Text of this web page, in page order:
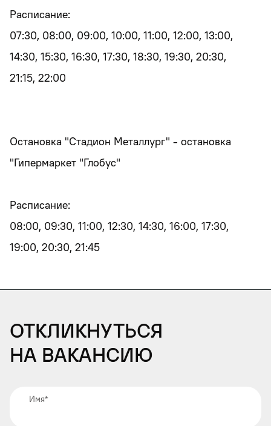
Расписание:
07:30, 08:00, 09:00, 10:00, 11:00, 12:00, 13:00,
14:30, 15:30, 16:30, 17:30, 18:30, 19:30, 20:30,
21:15, 22:00
Остановка "Стадион Металлург" - остановка
"Гипермаркет "Глобус"
Расписание:
08:00, 09:30, 11:00, 12:30, 14:30, 16:00, 17:30,
19:00, 20:30, 21:45
Откликнуться
на вакансию
Имя*